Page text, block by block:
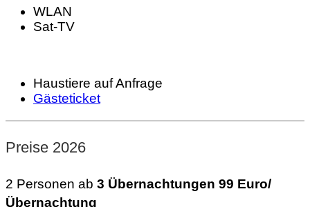
WLAN
Sat-TV
Haustiere auf Anfrage
Gästeticket
Preise 2026
2 Personen ab 3 Übernachtungen 99 Euro/
Übernachtung